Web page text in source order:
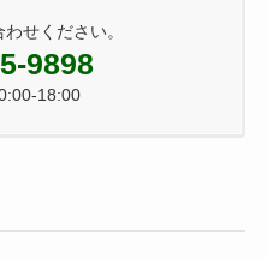
せください。
9898
18:00